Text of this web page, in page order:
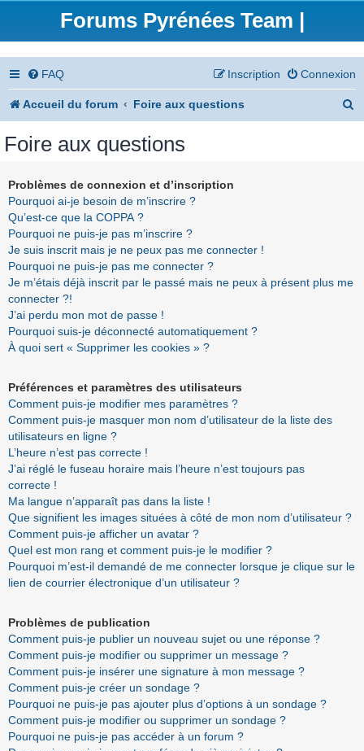
Forums Pyrénées Team |
FAQ Connexion
Inscription
Accueil du forum Foire aux questions
Foire aux questions
Problèmes de connexion et d’inscription
Pourquoi ai-je besoin de m’inscrire ?
Qu’est-ce que la COPPA ?
Pourquoi ne puis-je pas m’inscrire ?
Je suis inscrit mais je ne peux pas me connecter !
Pourquoi ne puis-je pas me connecter ?
Je m’étais déjà inscrit par le passé mais ne peux à présent plus me
connecter ?!
J’ai perdu mon mot de passe !
Pourquoi suis-je déconnecté automatiquement ?
À quoi sert « Supprimer les cookies » ?
Préférences et paramètres des utilisateurs
Comment puis-je modifier mes paramètres ?
Comment puis-je masquer mon nom d’utilisateur de la liste des
utilisateurs en ligne ?
L’heure n’est pas correcte !
J’ai réglé le fuseau horaire mais l’heure n’est toujours pas
correcte !
Ma langue n’apparaît pas dans la liste !
Que signifient les images situées à côté de mon nom d’utilisateur ?
Comment puis-je afficher un avatar ?
Quel est mon rang et comment puis-je le modifier ?
Pourquoi m’est-il demandé de me connecter lorsque je clique sur le
lien de courrier électronique d’un utilisateur ?
Problèmes de publication
Comment puis-je publier un nouveau sujet ou une réponse ?
Comment puis-je modifier ou supprimer un message ?
Comment puis-je insérer une signature à mon message ?
Comment puis-je créer un sondage ?
Pourquoi ne puis-je pas ajouter plus d’options à un sondage ?
Comment puis-je modifier ou supprimer un sondage ?
Pourquoi ne puis-je pas accéder à un forum ?